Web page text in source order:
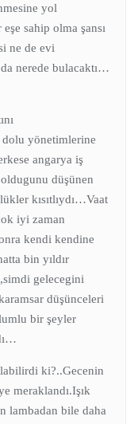
yol
sahip olma şansı
ne de evi
nerede bulacaktı…
dolu yönetimlerine
angarya iş
düşünen
kısıtlıydı…Vaat
iyi zaman
kendi kendine
bin yıldır
gelecegini
düşünceleri
bir şeyler
ki?..Gecenin
meraklandı.Işık
lambadan bile daha